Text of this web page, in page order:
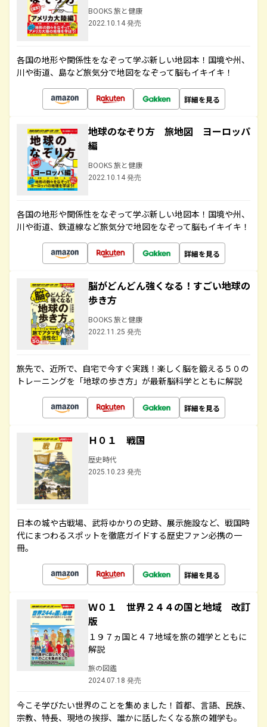
BOOKS 旅と健康
2022.10.14 発売
各国の地形や関係性をなぞって学ぶ新しい地図本！国境や州、
川や街道、島など旅気分で地図をなぞって脳もイキイキ！
詳細を見る
地球のなぞり方 旅地図 ヨーロッパ
編
BOOKS 旅と健康
2022.10.14 発売
各国の地形や関係性をなぞって学ぶ新しい地図本！国境や州、
川や街道、鉄道線など旅気分で地図をなぞって脳もイキイキ！
詳細を見る
脳がどんどん強くなる！すごい地球の
歩き方
BOOKS 旅と健康
2022.11.25 発売
旅先で、近所で、自宅で今すぐ実践！楽しく脳を鍛える５０の
トレーニングを「地球の歩き方」が最新脳科学とともに解説
詳細を見る
Ｈ０１ 戦国
歴史時代
2025.10.23 発売
日本の城や古戦場、武将ゆかりの史跡、展示施設など、戦国時
代にまつわるスポットを徹底ガイドする歴史ファン必携の一
冊。
詳細を見る
Ｗ０１ 世界２４４の国と地域 改訂
版
１９７ヵ国と４７地域を旅の雑学とともに
解説
旅の図鑑
2024.07.18 発売
今こそ学びたい世界のことを集めました！首都、言語、民族、
宗教、特長、現地の挨拶、誰かに話したくなる旅の雑学も。